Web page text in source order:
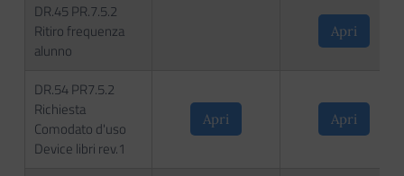
DR.45 PR.7.5.2
Ritiro frequenza
alunno
Apri
DR.54 PR7.5.2
Richiesta
Comodato d'uso
Device libri rev.1
Apri Apri